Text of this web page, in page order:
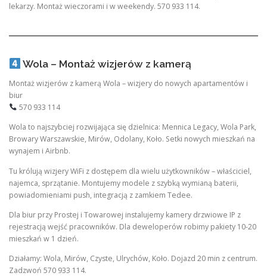
lekarzy. Montaż wieczorami i w weekendy. 570 933 114.
Wola – Montaż wizjerów z kamerą
Montaż wizjerów z kamerą Wola – wizjery do nowych apartamentów i
biur
570 933 114
Wola to najszybciej rozwijająca się dzielnica: Mennica Legacy, Wola Park,
Browary Warszawskie, Mirów, Odolany, Koło. Setki nowych mieszkań na
wynajem i Airbnb.
Tu królują wizjery WiFi z dostępem dla wielu użytkowników – właściciel,
najemca, sprzątanie. Montujemy modele z szybką wymianą baterii,
powiadomieniami push, integracją z zamkiem Tedee.
Dla biur przy Prostej i Towarowej instalujemy kamery drzwiowe IP z
rejestracją wejść pracowników. Dla deweloperów robimy pakiety 10-20
mieszkań w 1 dzień.
Działamy: Wola, Mirów, Czyste, Ulrychów, Koło. Dojazd 20 min z centrum.
Zadzwoń 570 933 114.